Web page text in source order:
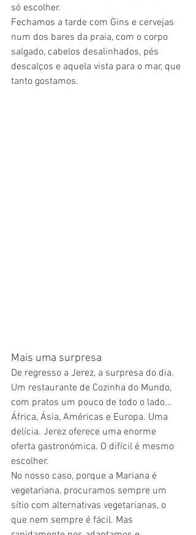
só escolher.
Fechamos a tarde com Gins e cervejas
num dos bares da praia, com o corpo
salgado, cabelos desalinhados, pés
descalços e aquela vista para o mar, que
tanto gostamos.
Mais uma surpresa
De regresso a Jerez, a surpresa do dia.
Um restaurante de Cozinha do Mundo,
com pratos um pouco de todo o lado...
África, Ásia, Américas e Europa. Uma
delícia. Jerez oferece uma enorme
oferta gastronómica. O difícil é mesmo
escolher.
No nosso caso, porque a Mariana é
vegetariana, procuramos sempre um
sítio com alternativas vegetarianas, o
que nem sempre é fácil. Mas